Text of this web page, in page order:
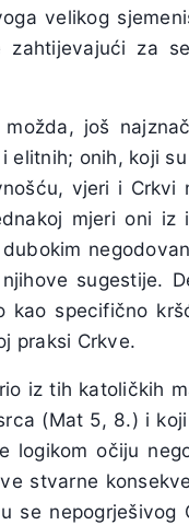
velikog
za
još
elitnih; onih, koji
vjeri i
mjeri oni iz
sugestije.
kao specifično
praksi Crkve.
iz tih katoličkih
(Mat 5, 8.) i
logikom očiju
stvarne
se